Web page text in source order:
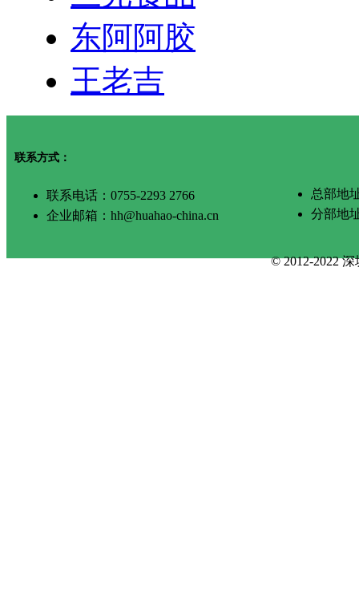
东阿阿胶
王老吉
联系方式：
联系电话：0755-2293 2766
企业邮箱：hh@huahao-china.cn
总部地
分部地
© 2012-2022